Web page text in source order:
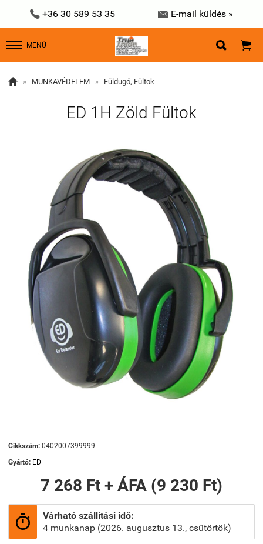
 +36 30 589 53 35  E-mail küldés »
MENÜ  
 » MUNKAVÉDELEM » Füldugó, Fültok
ED 1H Zöld Fültok
Cikkszám: 0402007399999
Gyártó: ED
7 268 Ft + ÁFA (9 230 Ft)

Várható szállítási idő:
4 munkanap (2026. augusztus 13., csütörtök)